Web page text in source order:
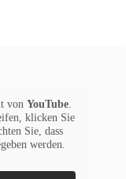
von YouTube
klicken Sie
Sie, dass
werden.